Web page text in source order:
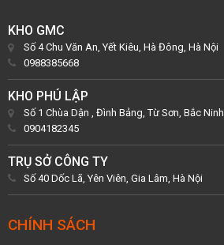
KHO GMC
Số 4 Chu Văn An, Yết Kiêu, Hà Đông, Hà Nội
0988385668
KHO PHÚ LẬP
Số 1 Chùa Dận , Đình Bảng, Từ Sơn, Bắc Ninh
0904182345
TRỤ SỞ CÔNG TY
Số 40 Dốc Lã, Yên Viên, Gia Lâm, Hà Nội
CHÍNH SÁCH